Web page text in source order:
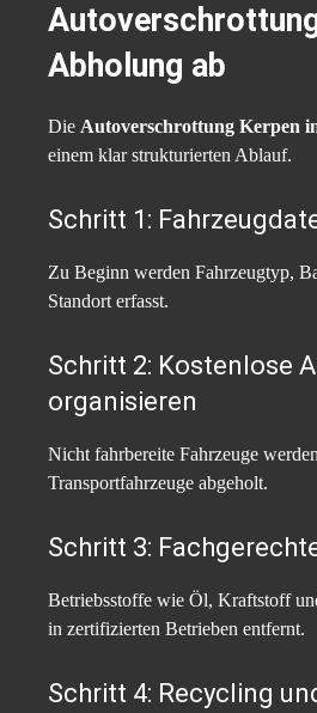
Abholung ab
Die Autoverschrottung Kerpen
einem klar strukturierten Ablauf.
Schritt 1:
Zu Beginn werden Fahrzeugtyp,
Standort erfasst.
Schritt 2: Kostenlose
organisieren
Nicht fahrbereite Fahrzeuge
Transportfahrzeuge abgeholt.
Schritt 3:
Betriebsstoffe wie Öl, Kraftstoff
in zertifizierten Betrieben entfernt.
Schritt 4: Recycling